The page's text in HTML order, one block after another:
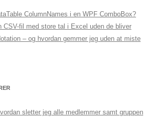
ColumnNames i en WPF ComboBox?
CSV-fil med store tal i Excel uden de bliver
– og hvordan gemmer jeg uden at miste
sletter jeg alle medlemmer samt gruppen